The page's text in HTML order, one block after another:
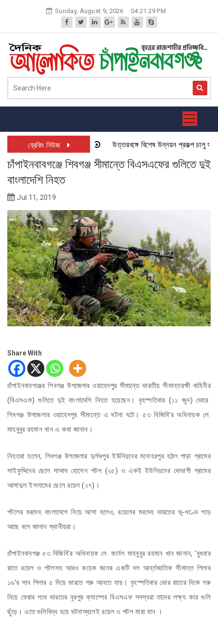
Sunday, August 9, 2026 04:21:29 PM
ব্রেকিং নিউজ উত্তরবঙ্গে বিশেষ উন্নয়ন প্রকল্প চালু হতে
চাঁপাইনবাবগঞ্জে শিবগঞ্জ সীমান্তে বিএসএফের গুলিতে দুই
বাংলাদেশি নিহত
Jul 11, 2019
Share With
চাঁপাইনবাবগঞ্জের শিবগঞ্জ উপজেলার ওয়াহেদপুর সীমান্তে ভারতীয় সীমান্তরক্ষী বাহিনীর
(বিএসএফ) গুলিতে দুই বাংলাদেশি নিহত হয়েছেন। বৃহস্পতিবার (১১ জুন) ভোরে
শিবগঞ্জ উপজেলার ওয়াহেদপুর সীমান্তে এ ঘটনা ঘটে। ৫৩ বিজিবি’র অধিনায়ক লে.
মাহবুবুর রহমান খান এ কথা জানান।
নিহতরা হলেন, শিবগঞ্জ উপজেলার দুর্লভপুর ইউনিয়নের মনোহরপুর হঠাৎ পাড়া গ্রামের
সাইফুদ্দিনের ছেলে সাদ্দাম হোসেন পটল (২৫) ও একই ইউনিয়নের দোভাগী গ্রামের
আসাদুল ইসলামের ছেলে রয়েল (২৭)।
পটলের মরদেহ বাংলাদেশে নিয়ে আসা হলেও, রয়েলের মরদেহ ভারতের ভূ-খণ্ডে পড়ে
আছে বলে জানান স্থানীয়রা।
চাঁপাইনবাবগঞ্জ ৫৩ বিজিবি’র অধিনায়ক লে. কর্নেল মাহবুবুর রহমান খান জানান, ‘বুধবার
রাতে রয়েল ও পটলসহ আরও কয়েক জনের একটি দল আর্ন্তজাতিক সীমান্ত পিলার
১৬’র সাব পিলার ৫ দিয়ে ভারতে গরু আনতে যায়। বৃহস্পতিবার ভোর রাতের দিকে গরু
নিয়ে ফেরার পথে ভারতের নূরপুর ক্যাম্পের বিএসএফ সদস্যরা তাদের লক্ষ্য করে গুলি
ছুঁড়ে। এতে গুলিবিদ্ধ হয়ে ঘটনাস্থলেই রয়েল ও পটল মারা যান ।